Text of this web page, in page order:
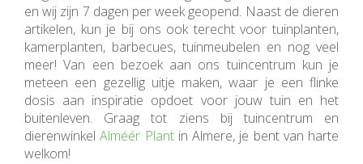
en wij zijn 7 dagen per week geopend. Naast de dieren
artikelen, kun je bij ons ook terecht voor tuinplanten,
kamerplanten, barbecues, tuinmeubelen en nog veel
meer! Van een bezoek aan ons tuincentrum kun je
meteen een gezellig uitje maken, waar je een flinke
dosis aan inspiratie opdoet voor jouw tuin en het
buitenleven. Graag tot ziens bij tuincentrum en
dierenwinkelAlméér Plantin Almere, je bent van harte
welkom!